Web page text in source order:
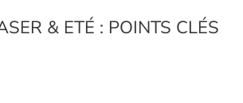
& ETÉ : POINTS CLÉS